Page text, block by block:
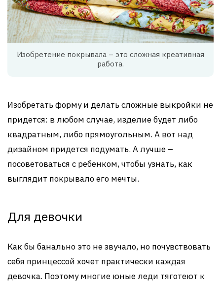
Изобретение покрывала – это сложная креативная
работа.
Изобретать форму и делать сложные выкройки не
придется: в любом случае, изделие будет либо
квадратным, либо прямоугольным. А вот над
дизайном придется подумать. А лучше –
посоветоваться с ребенком, чтобы узнать, как
выглядит покрывало его мечты.
Для девочки
Как бы банально это не звучало, но почувствовать
себя принцессой хочет практически каждая
девочка. Поэтому многие юные леди тяготеют к